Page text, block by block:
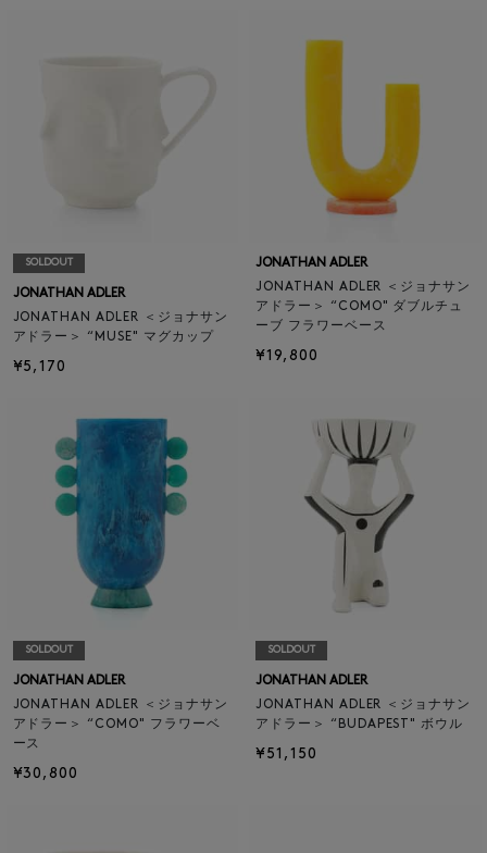
SOLDOUT
JONATHAN ADLER
JONATHAN ADLER ＜ジョナサン
アドラー＞ “MUSE" マグカップ
¥5,170
JONATHAN ADLER
JONATHAN ADLER ＜ジョナサン
アドラー＞ “COMO" ダブルチュ
ーブ フラワーベース
¥19,800
SOLDOUT
JONATHAN ADLER
JONATHAN ADLER ＜ジョナサン
アドラー＞ “COMO" フラワーベ
ース
¥30,800
SOLDOUT
JONATHAN ADLER
JONATHAN ADLER ＜ジョナサン
アドラー＞ “BUDAPEST" ボウル
¥51,150